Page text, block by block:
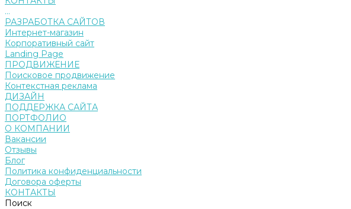
...
РАЗРАБОТКА САЙТОВ
Интернет-магазин
Корпоративный сайт
Landing Page
ПРОДВИЖЕНИЕ
Поисковое продвижение
Контекстная реклама
ДИЗАЙН
ПОДДЕРЖКА САЙТА
ПОРТФОЛИО
О КОМПАНИИ
Вакансии
Отзывы
Блог
Политика конфиденциальности
Договора оферты
КОНТАКТЫ
Поиск